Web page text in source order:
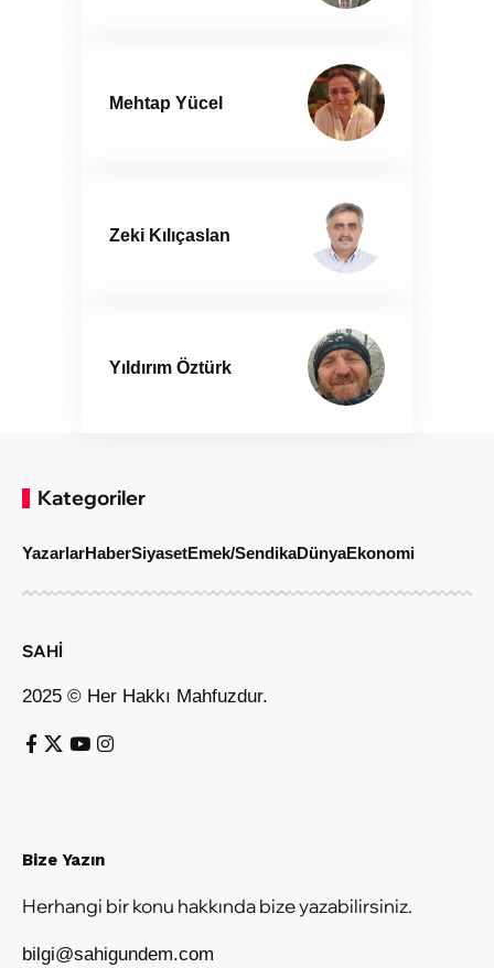
Mehtap Yücel
Zeki Kılıçaslan
Yıldırım Öztürk
Kategoriler
YazarlarHaberSiyasetEmek/SendikaDünyaEkonomi
SAHİ
2025 © Her Hakkı Mahfuzdur.
Bize Yazın
Herhangi bir konu hakkında bize yazabilirsiniz.
bilgi@sahigundem.com